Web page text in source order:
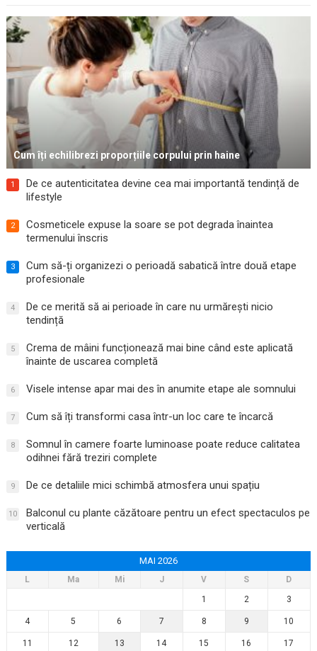
Cum îți echilibrezi proporțiile corpului prin haine
1
De ce autenticitatea devine cea mai importantă tendință de
lifestyle
2
Cosmeticele expuse la soare se pot degrada înaintea
termenului înscris
3
Cum să-ți organizezi o perioadă sabatică între două etape
profesionale
4
De ce merită să ai perioade în care nu urmărești nicio
tendință
5
Crema de mâini funcționează mai bine când este aplicată
înainte de uscarea completă
6 Visele intense apar mai des în anumite etape ale somnului
7 Cum să îți transformi casa într-un loc care te încarcă
8
Somnul în camere foarte luminoase poate reduce calitatea
odihnei fără treziri complete
9 De ce detaliile mici schimbă atmosfera unui spațiu
10
Balconul cu plante căzătoare pentru un efect spectaculos pe
verticală
MAI 2026
L Ma Mi J V S
D
1
2 3
4 5 6 7 8 9 10
11 12 13 14 15 16 17